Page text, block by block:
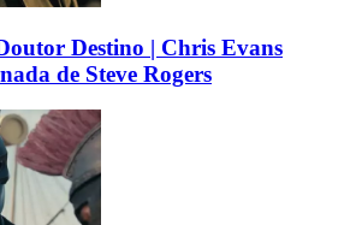
Destino | Chris Evans
de Steve Rogers